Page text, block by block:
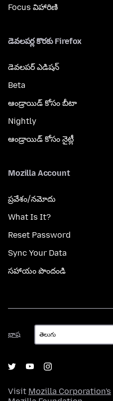
Focus విహారిణి
డెవలపర్ల కొరకు Firefox
డెవలపర్ ఎడిషన్
Beta
ఆండ్రాయిడ్ కోసం బీటా
Nightly
ఆండ్రాయిడ్ కోసం నైట్లీ
Mozilla Account
ప్రవేశం/నమోదు
What Is It?
Reset Password
Sync Your Data
సహాయం పొందండి
భాష
భాష
Visit Mozilla Corporation's